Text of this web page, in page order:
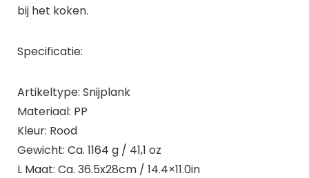
bij het koken.
Specificatie:
Artikeltype: Snijplank
Materiaal: PP
Kleur: Rood
Gewicht: Ca. 1164 g / 41,1 oz
L Maat: Ca. 36.5x28cm / 14.4×11.0in